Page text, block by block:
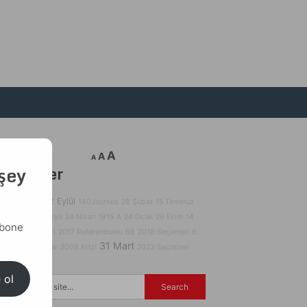
A AA
Etiketler
12 Eylül
Mayıs Seçimleri
31 Mart
ol